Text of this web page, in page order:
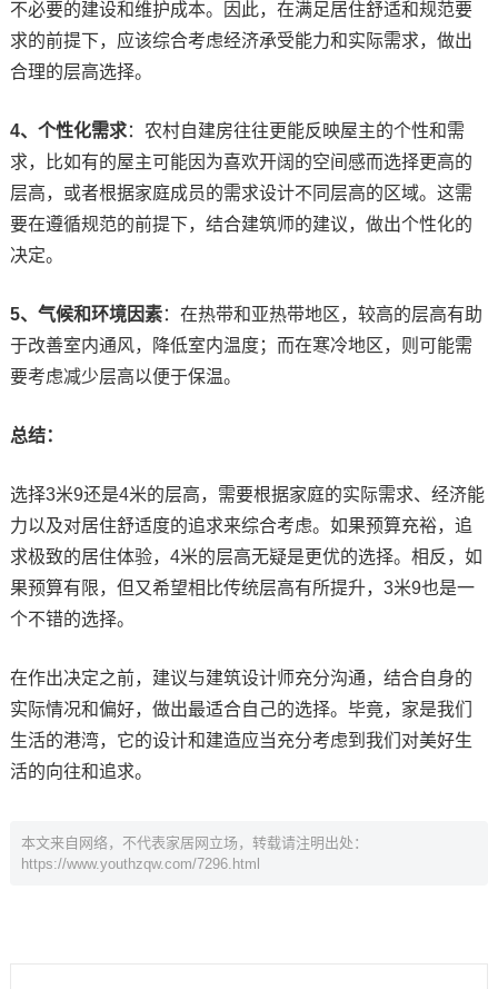
不必要的建设和维护成本。因此，在满足居住舒适和规范要
求的前提下，应该综合考虑经济承受能力和实际需求，做出
合理的层高选择。
4、个性化需求：农村自建房往往更能反映屋主的个性和需
求，比如有的屋主可能因为喜欢开阔的空间感而选择更高的
层高，或者根据家庭成员的需求设计不同层高的区域。这需
要在遵循规范的前提下，结合建筑师的建议，做出个性化的
决定。
5、气候和环境因素：在热带和亚热带地区，较高的层高有助
于改善室内通风，降低室内温度；而在寒冷地区，则可能需
要考虑减少层高以便于保温。
总结：
选择3米9还是4米的层高，需要根据家庭的实际需求、经济能
力以及对居住舒适度的追求来综合考虑。如果预算充裕，追
求极致的居住体验，4米的层高无疑是更优的选择。相反，如
果预算有限，但又希望相比传统层高有所提升，3米9也是一
个不错的选择。
在作出决定之前，建议与建筑设计师充分沟通，结合自身的
实际情况和偏好，做出最适合自己的选择。毕竟，家是我们
生活的港湾，它的设计和建造应当充分考虑到我们对美好生
活的向往和追求。
本文来自网络，不代表家居网立场，转载请注明出处：
https://www.youthzqw.com/7296.html